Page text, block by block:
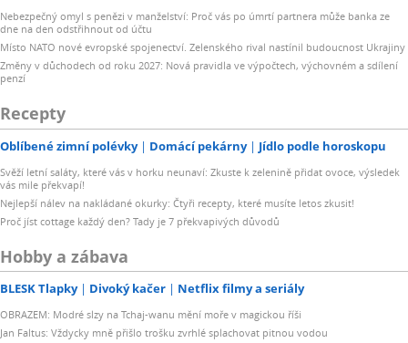
Nebezpečný omyl s penězi v manželství: Proč vás po úmrtí partnera může banka ze
dne na den odstřihnout od účtu
Místo NATO nové evropské spojenectví. Zelenského rival nastínil budoucnost Ukrajiny
Změny v důchodech od roku 2027: Nová pravidla ve výpočtech, výchovném a sdílení
penzí
Recepty
Oblíbené zimní polévky Domácí pekárny Jídlo podle horoskopu
Svěží letní saláty, které vás v horku neunaví: Zkuste k zelenině přidat ovoce, výsledek
vás mile překvapí!
Nejlepší nálev na nakládané okurky: Čtyři recepty, které musíte letos zkusit!
Proč jíst cottage každý den? Tady je 7 překvapivých důvodů
Hobby a zábava
BLESK Tlapky Divoký kačer Netflix filmy a seriály
OBRAZEM: Modré slzy na Tchaj-wanu mění moře v magickou říši
Jan Faltus: Vždycky mně přišlo trošku zvrhlé splachovat pitnou vodou